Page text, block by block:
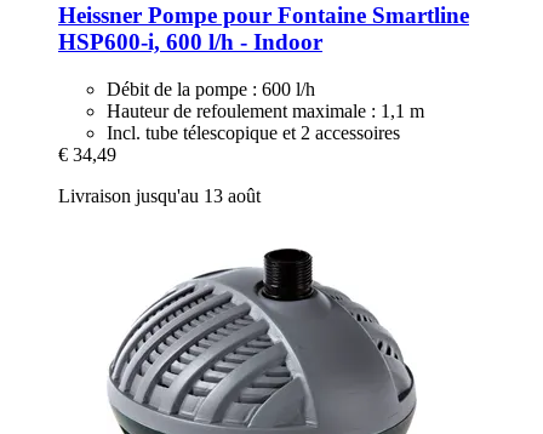
Heissner Pompe pour Fontaine Smartline
HSP600-​i, 600 l/h -​ Indoor
Débit de la pompe : 600 l/h
Hauteur de refoulement maximale : 1,1 m
Incl. tube télescopique et 2 accessoires
€ 34,49
Livraison jusqu'au 13 août